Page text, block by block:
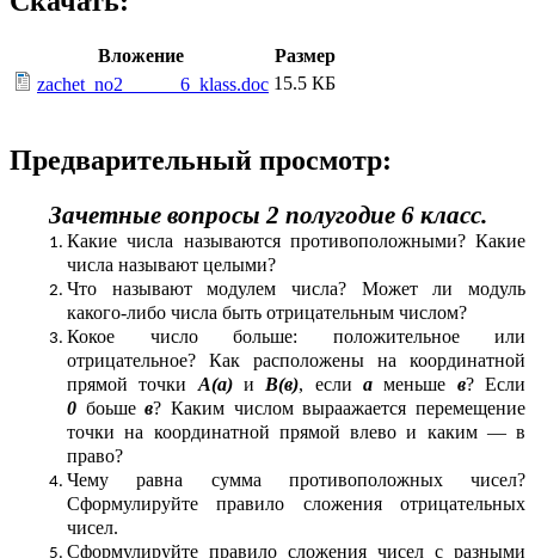
Вложение
Размер
zachet_no2______6_klass.doc 15.5 КБ
Предварительный просмотр:
Зачетные вопросы 2 полугодие 6 класс.
Какие числа называются противоположными? Какие
числа называют целыми?
Что называют модулем числа? Может ли модуль
какого-либо числа быть отрицательным числом?
Кокое число больше: положительное или
отрицательное? Как расположены на координатной
прямой точки А(а)и В(в), еслиа меньше в? Если
0 боьшев? Каким числом выраажается перемещение
точки на координатной прямой влево и каким — в
право?
Чему равна сумма противоположных чисел?
Сформулируйте правило сложения отрицательных
чисел.
Сформулируйте правило сложения чисел с разными